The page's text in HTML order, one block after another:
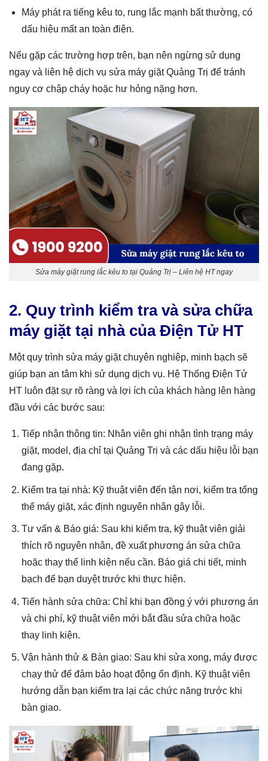
Máy phát ra tiếng kêu to, rung lắc mạnh bất thường, có
dấu hiệu mất an toàn điện.
Nếu gặp các trường hợp trên, bạn nên ngừng sử dụng
ngay và liên hệ dịch vụ sửa máy giặt Quảng Trị để tránh
nguy cơ chập cháy hoặc hư hỏng nặng hơn.
Sửa máy giặt rung lắc kêu to tại Quảng Trị – Liên hệ HT ngay
2. Quy trình kiểm tra và sửa chữa
máy giặt tại nhà của Điện Tử HT
Một quy trình sửa máy giặt chuyên nghiệp, minh bạch sẽ
giúp bạn an tâm khi sử dụng dịch vụ. Hệ Thống Điện Tử
HT luôn đặt sự rõ ràng và lợi ích của khách hàng lên hàng
đầu với các bước sau:
Tiếp nhận thông tin: Nhân viên ghi nhận tình trạng máy
giặt, model, địa chỉ tại Quảng Trị và các dấu hiệu lỗi bạn
đang gặp.
Kiểm tra tại nhà: Kỹ thuật viên đến tận nơi, kiểm tra tổng
thể máy giặt, xác định nguyên nhân gây lỗi.
Tư vấn & Báo giá: Sau khi kiểm tra, kỹ thuật viên giải
thích rõ nguyên nhân, đề xuất phương án sửa chữa
hoặc thay thế linh kiện nếu cần. Báo giá chi tiết, minh
bạch để bạn duyệt trước khi thực hiện.
Tiến hành sửa chữa: Chỉ khi bạn đồng ý với phương án
và chi phí, kỹ thuật viên mới bắt đầu sửa chữa hoặc
thay linh kiện.
Vận hành thử & Bàn giao: Sau khi sửa xong, máy được
chạy thử để đảm bảo hoạt động ổn định. Kỹ thuật viên
hướng dẫn bạn kiểm tra lại các chức năng trước khi
bàn giao.